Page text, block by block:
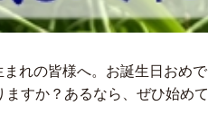
れの皆様へ。お誕生日おめで
すか？あるなら、ぜひ始めて